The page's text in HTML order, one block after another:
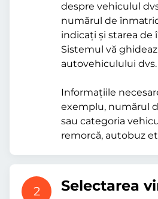
despre vehiculul
numărul de
indicați și starea de
Sistemul vă
autovehiculului dvs.
Informațiile
exemplu, numărul
sau categoria
remorcă, autobuz
2 Selectarea